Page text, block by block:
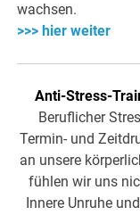
wachsen.
>>> hier weiter
Anti-Stress-
Beruflicher
Termin- und
an unsere
fühlen wir uns
Innere Unruhe